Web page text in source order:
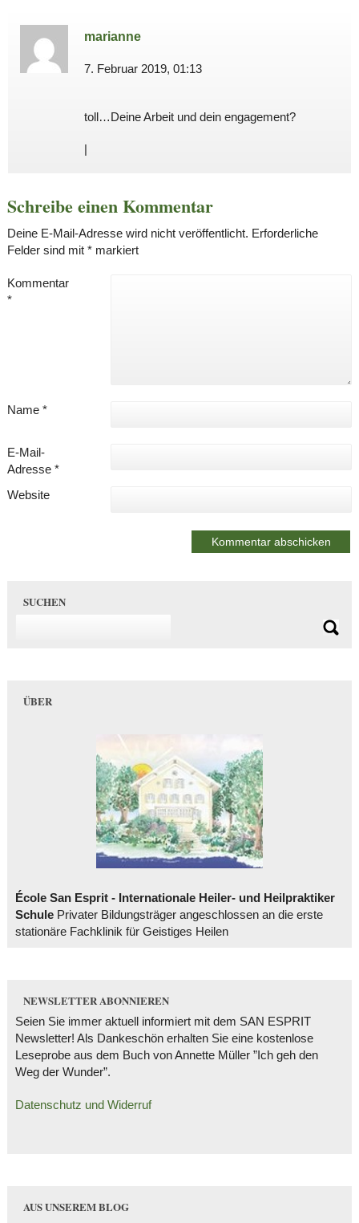
marianne
7. Februar 2019, 01:13
toll…Deine Arbeit und dein engagement?
|
Schreibe einen Kommentar
Deine E-Mail-Adresse wird nicht veröffentlicht. Erforderliche
Felder sind mit *markiert
Kommentar
*
Name *
E-Mail-
Adresse *
Website
SUCHEN
ÜBER
École San Esprit - Internationale Heiler- und Heilpraktiker
SchulePrivater Bildungsträger angeschlossen an die erste
stationäre Fachklinik für Geistiges Heilen
NEWSLETTER ABONNIEREN
Seien Sie immer aktuell informiert mit dem SAN ESPRIT
Newsletter! Als Dankeschön erhalten Sie eine kostenlose
Leseprobe aus dem Buch von Annette Müller ”Ich geh den
Weg der Wunder”.
Datenschutz und Widerruf
AUS UNSEREM BLOG